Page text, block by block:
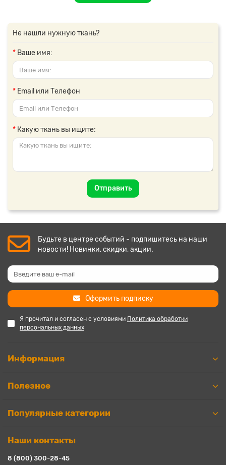
Не нашли нужную ткань?
Ваше имя:
Email или Телефон
Какую ткань вы ищите:
Отправить
Будьте в центре событий - подпишитесь на наши
новости! Новинки, скидки, акции.
Оформить подписку
Я прочитал и согласен с условиями Политика обработки
персональных данных
Информация
Полезное
Популярные категории
Наши контакты
8 (800) 300-28-45